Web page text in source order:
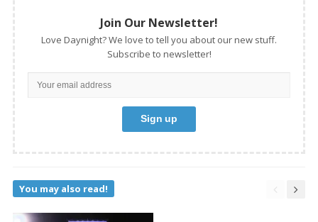
Join Our Newsletter!
Love Daynight? We love to tell you about our new stuff.
Subscribe to newsletter!
You may also read!